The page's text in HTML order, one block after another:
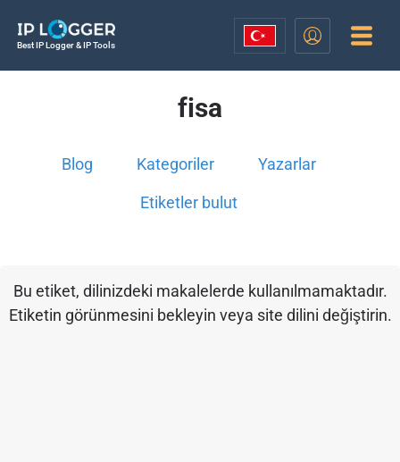
Best IP Logger & IP Tools
fisa
Blog Kategoriler Yazarlar
Etiketler bulut